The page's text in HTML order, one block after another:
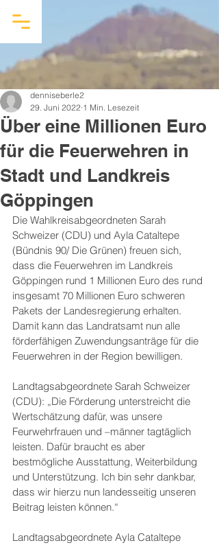
Über eine Millionen Euro
für die Feuerwehren in
Stadt und Landkreis
Göppingen
denniseberle2
29. Juni 2022 1 Min. Lesezeit
Die Wahlkreisabgeordneten Sarah
Schweizer (CDU) und Ayla Cataltepe
(Bündnis 90/ Die Grünen) freuen sich,
dass die Feuerwehren im Landkreis
Göppingen rund 1 Millionen Euro des rund
insgesamt 70 Millionen Euro schweren
Pakets der Landesregierung erhalten.
Damit kann das Landratsamt nun alle
förderfähigen Zuwendungsanträge für die
Feuerwehren in der Region bewilligen.
Landtagsabgeordnete Sarah Schweizer
(CDU): „Die Förderung unterstreicht die
Wertschätzung dafür, was unsere
Feurwehrfrauen und –männer tagtäglich
leisten. Dafür braucht es aber
bestmögliche Ausstattung, Weiterbildung
und Unterstützung. Ich bin sehr dankbar,
dass wir hierzu nun landesseitig unseren
Beitrag leisten können.“
Landtagsabgeordnete Ayla Cataltepe